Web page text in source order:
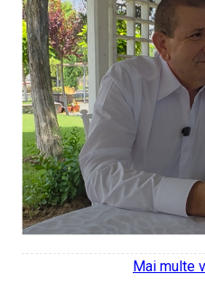
Mai multe